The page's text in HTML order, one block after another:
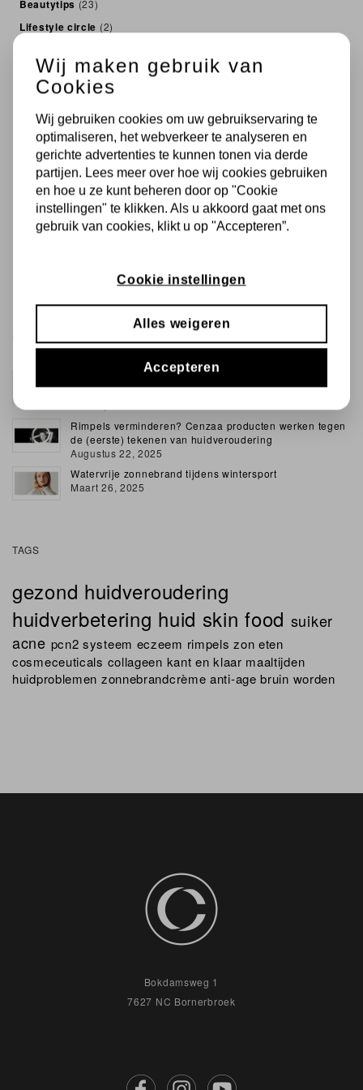
Beautytips (23)
Lifestyle circle (2)
Innovatie (4)
Skin & Science(7)
For men(1)
Zonnebrandcreme (6)
Pigmentatie (3)
Collageen(3)
Suncare(7)
Zonnestralen(8)
Waarom reinigen de belangrijkste stap is in je skincare
routine
Rimpels verminderen? Cenzaa producten werken tegen
de (eerste) tekenen van huidveroudering
Augustus 22, 2025
Watervrije zonnebrand tijdens wintersport
Maart 26, 2025
TAGS
gezond huidveroudering
huidverbetering huid skinfood suiker
acne pcn2 systeem eczeem rimpelszon eten
cosmeceuticals collageen kant en klaar maaltijden
huidproblemen zonnebrandcrèmeanti-agebruin worden
Bokdamsweg 1
7627 NC Bornerbroek
Wij maken gebruik van
Cookies
Wij gebruiken cookies om uw gebruikservaring te
optimaliseren, het webverkeer te analyseren en
gerichte advertenties te kunnen tonen via derde
partijen. Lees meer over hoe wij cookies gebruiken
en hoe u ze kunt beheren door op "Cookie
instellingen" te klikken. Als u akkoord gaat met ons
gebruik van cookies, klikt u op "Accepteren”.
Cookie instellingen
Alles weigeren
Accepteren